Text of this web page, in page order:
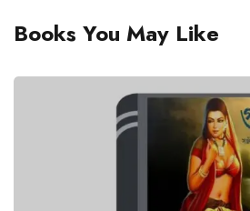
Books You May Like